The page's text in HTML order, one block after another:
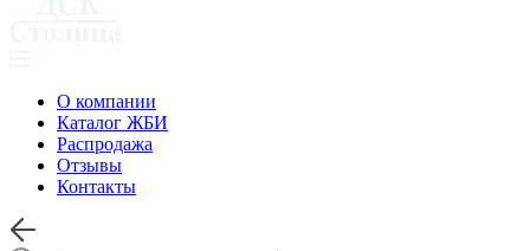
О компании
Каталог ЖБИ
Распродажа
Отзывы
Контакты